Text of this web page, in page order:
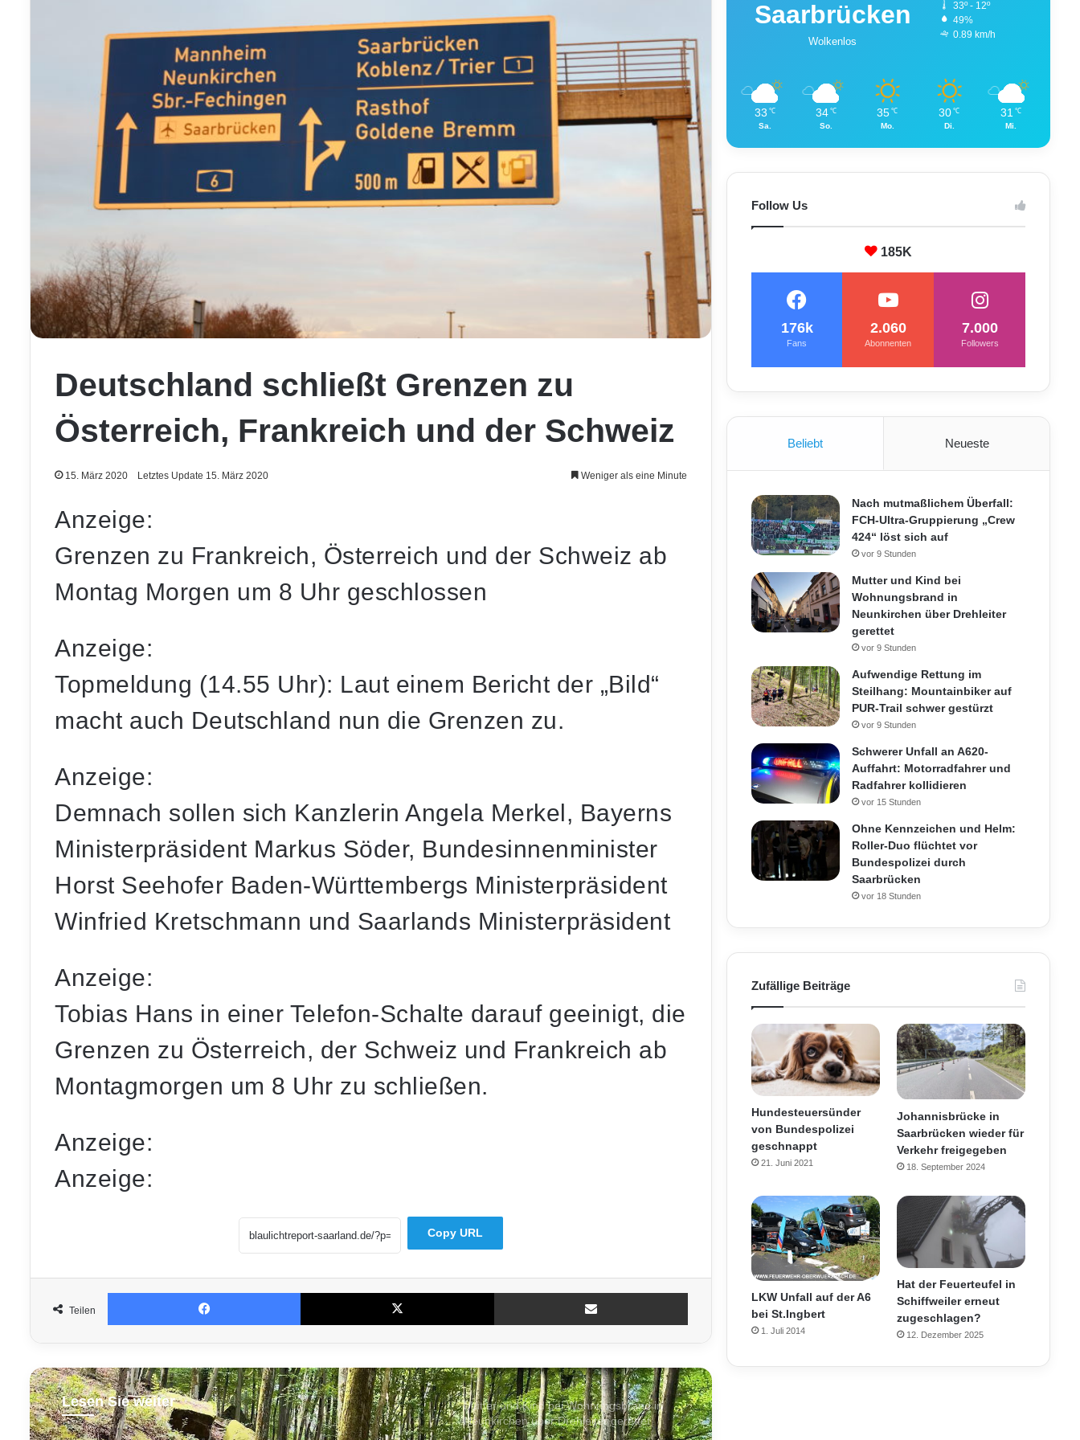
Deutschland schließt Grenzen zu
Österreich, Frankreich und der Schweiz
15. März 2020 Letztes Update 15. März 2020 Weniger als eine Minute
Anzeige:
Grenzen zu Frankreich, Österreich und der Schweiz ab
Montag Morgen um 8 Uhr geschlossen
Anzeige:
Topmeldung (14.55 Uhr): Laut einem Bericht der „Bild“
macht auch Deutschland nun die Grenzen zu.
Anzeige:
Demnach sollen sich Kanzlerin Angela Merkel, Bayerns
Ministerpräsident Markus Söder, Bundesinnenminister
Horst Seehofer Baden-Württembergs Ministerpräsident
Winfried Kretschmann und Saarlands Ministerpräsident
Anzeige:
Tobias Hans in einer Telefon-Schalte darauf geeinigt, die
Grenzen zu Österreich, der Schweiz und Frankreich ab
Montagmorgen um 8 Uhr zu schließen.
Anzeige:
Anzeige:
Copy URL
Teilen
Facebook X
Lesen Sie weiter
Auto überschlägt sich nach Kollision mit
Anhänger in Nohfelden
Heimspiel gegen Essen vor – Camphauser
voll gesperrt
Mutter und Kind bei Wohnungsbrand in
Neunkirchen über Drehleiter gerettet
Saarbrücken
Wolkenlos
33º - 12º
49%
0.89 km/h
33 ℃
Sa.
34 ℃
So.
35 ℃
Mo.
30 ℃
Di.
31 ℃
Mi.
Follow Us
185K
176k
Fans
2.060
Abonnenten
7.000
Followers
Beliebt Neueste
Nach mutmaßlichem Überfall:
FCH-Ultra-Gruppierung „Crew
424“ löst sich auf
vor 9 Stunden
Mutter und Kind bei
Wohnungsbrand in
Neunkirchen über Drehleiter
gerettet
vor 9 Stunden
Aufwendige Rettung im
Steilhang: Mountainbiker auf
PUR-Trail schwer gestürzt
vor 9 Stunden
Schwerer Unfall an A620-
Auffahrt: Motorradfahrer und
Radfahrer kollidieren
vor 15 Stunden
Ohne Kennzeichen und Helm:
Roller-Duo flüchtet vor
Bundespolizei durch
Saarbrücken
vor 18 Stunden
Zufällige Beiträge
Hundesteuersünder
von Bundespolizei
geschnappt
21. Juni 2021
Johannisbrücke in
Saarbrücken wieder für
Verkehr freigegeben
18. September 2024
LKW Unfall auf der A6
bei St.Ingbert
1. Juli 2014
Hat der Feuerteufel in
Schiffweiler erneut
zugeschlagen?
12. Dezember 2025